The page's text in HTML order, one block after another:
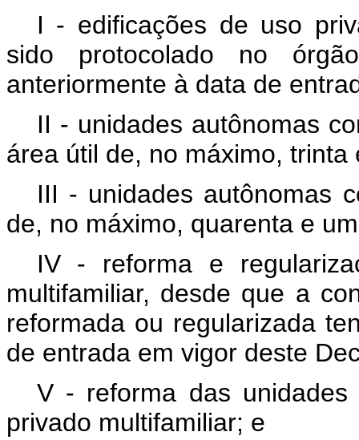
I - edificações de uso
sido protocolado no
anteriormente à data de
II - unidades autônomas
área útil de, no máximo,
III - unidades autônomas
de, no máximo, quarenta e
IV - reforma e
multifamiliar, desde que a
reformada ou regularizada
de entrada em vigor deste
V - reforma das
privado multifamiliar; e